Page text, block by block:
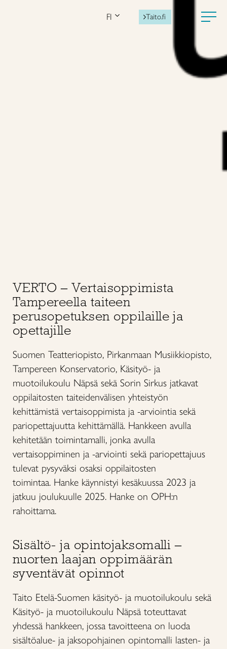
FI Taito.fi
VERTO – Vertaisoppimista
Tampereella taiteen
perusopetuksen oppilaille ja
opettajille
Suomen Teatteriopisto, Pirkanmaan Musiikkiopisto,
Tampereen Konservatorio, Käsityö- ja
muotoilukoulu Näpsä sekä Sorin Sirkus jatkavat
oppilaitosten taiteidenvälisen yhteistyön
kehittämistä vertaisoppimista ja -arviointia sekä
pariopettajuutta kehittämällä. Hankkeen avulla
kehitetään toimintamalli, jonka avulla
vertaisoppiminen ja -arviointi sekä pariopettajuus
tulevat pysyväksi osaksi oppilaitosten
toimintaa. Hanke käynnistyi kesäkuussa 2023 ja
jatkuu joulukuulle 2025. Hanke on OPH:n
rahoittama.
Sisältö- ja opintojaksomalli –
nuorten laajan oppimäärän
syventävät opinnot
Taito Etelä-Suomen käsityö- ja muotoilukoulu sekä
Käsityö- ja muotoilukoulu Näpsä toteuttavat
yhdessä hankkeen, jossa tavoitteena on luoda
sisältöalue- ja jaksopohjainen opintomalli lasten- ja